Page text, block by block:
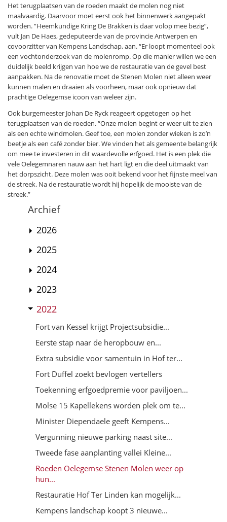
Het terugplaatsen van de roeden maakt de molen nog niet
maalvaardig. Daarvoor moet eerst ook het binnenwerk aangepakt
worden. “Heemkundige Kring De Brakken is daar volop mee bezig”,
vult Jan De Haes, gedeputeerde van de provincie Antwerpen en
covoorzitter van Kempens Landschap, aan. “Er loopt momenteel ook
een vochtonderzoek van de molenromp. Op die manier willen we een
duidelijk beeld krijgen van hoe we de restauratie van de gevel best
aanpakken. Na de renovatie moet de Stenen Molen niet alleen weer
kunnen malen en draaien als voorheen, maar ook opnieuw dat
prachtige Oelegemse icoon van weleer zijn.
Ook burgemeester Johan De Ryck reageert opgetogen op het
terugplaatsen van de roeden. “Onze molen begint er weer uit te zien
als een echte windmolen. Geef toe, een molen zonder wieken is zo’n
beetje als een café zonder bier. We vinden het als gemeente belangrijk
om mee te investeren in dit waardevolle erfgoed. Het is een plek die
vele Oelegemnaren nauw aan het hart ligt en die deel uitmaakt van
het dorpszicht. Deze molen was ooit bekend voor het fijnste meel van
de streek. Na de restauratie wordt hij hopelijk de mooiste van de
streek.”
Archief
2026
2025
2024
2023
2022
Fort van Kessel krijgt Projectsubsidie...
Eerste stap naar de heropbouw en...
Extra subsidie voor samentuin in Hof ter...
Fort Duffel zoekt bevlogen vertellers
Toekenning erfgoedpremie voor paviljoen...
Molse 15 Kapellekens worden plek om te...
Minister Diependaele geeft Kempens...
Vergunning nieuwe parking naast site...
Tweede fase aanplanting vallei Kleine...
Roeden Oelegemse Stenen Molen weer op
hun...
Restauratie Hof Ter Linden kan mogelijk...
Kempens landschap koopt 3 nieuwe...